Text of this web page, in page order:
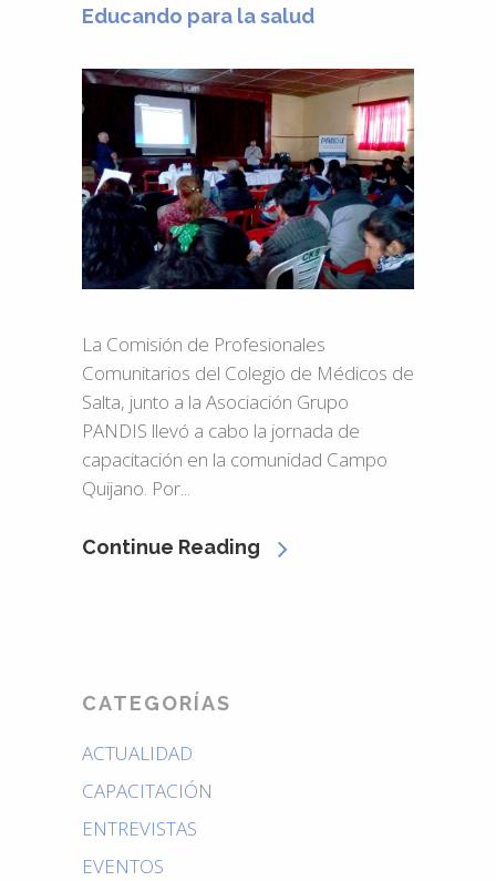
Educando para la salud
La Comisión de Profesionales
Comunitarios del Colegio de Médicos de
Salta, junto a la Asociación Grupo
PANDIS llevó a cabo la jornada de
capacitación en la comunidad Campo
Quijano. Por...
Continue Reading
CATEGORÍAS
ACTUALIDAD
CAPACITACIÓN
ENTREVISTAS
EVENTOS